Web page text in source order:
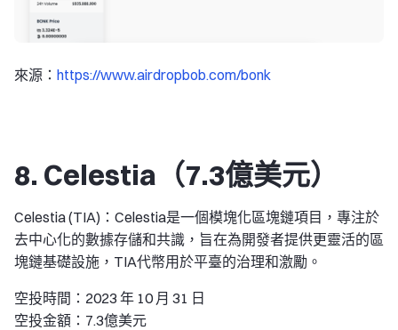
來源： https://www.airdropbob.com/bonk
8. Celestia（7.3億美元）
Celestia (TIA)：Celestia是一個模塊化區塊鏈項目，專注於
去中心化的數據存儲和共識，旨在為開發者提供更靈活的區
塊鏈基礎設施，TIA代幣用於平臺的治理和激勵。
空投時間：2023 年 10 月 31 日
空投金額：7.3億美元